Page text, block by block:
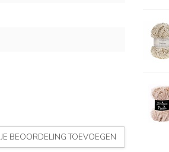
JE BEOORDELING TOEVOEGEN